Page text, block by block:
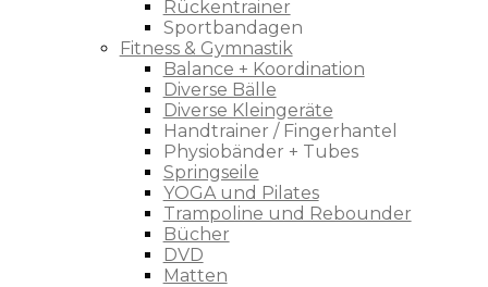
Rückentrainer
Sportbandagen
Fitness & Gymnastik
Balance + Koordination
Diverse Bälle
Diverse Kleingeräte
Handtrainer / Fingerhantel
Physiobänder + Tubes
Springseile
YOGA und Pilates
Trampoline und Rebounder
Bücher
DVD
Matten